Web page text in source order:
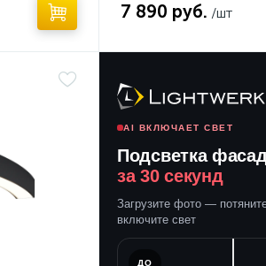
7 890 руб. /шт
AI ВКЛЮЧАЕТ СВЕТ
Подсветка
за 30 секунд
Загрузите фото —
включите свет
ДО